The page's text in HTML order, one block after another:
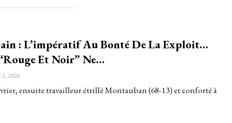
: L’impératif Au Bonté De La Exploit…
Et Noir” Ne…
2, 2026
ensuite travailleur étrillé Montauban (68-13) et conforté à